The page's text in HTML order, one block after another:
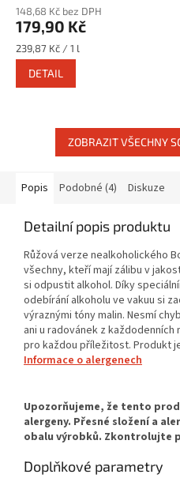
148,68 Kč bez DPH
179,90 Kč
Měrná
cena:
239,87 Kč / 1 l
DETAIL
ZOBRAZIT VŠECHNY
Popis Podobné (4) Diskuze
Detailní popis produktu
Růžová verze nealkoholického
všechny, kteří mají zálibu v
si odpustit alkohol. Díky
odebírání alkoholu ve vakuu si
výraznými tóny malin. Nesmí
ani u radovánek z
pro každou příležitost. Produkt
Informace o alergenech
Doplňkové parametry